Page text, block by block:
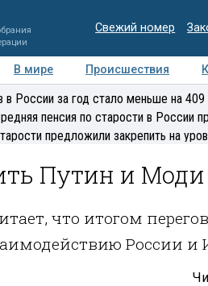
Свежий номер
В мире Происшествия
Медиацентр Интервью
в России за год стало меньше на
пенсия по старости в России
предложили закрепить на
Путин и
что итогом
России и